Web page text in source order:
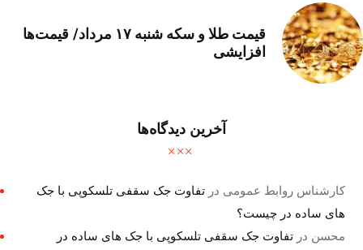
قیمت طلا و سکه شنبه ۱۷ مرداد/ قیمت‌ها
افزایشی
آخرین دیدگاه‌ها
کارشناس روابط عمومی درتفاوت جک سقفی تلسکوپی با جک
های ساده در چیست؟
محسن درتفاوت جک سقفی تلسکوپی با جک های ساده در